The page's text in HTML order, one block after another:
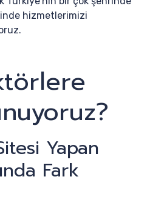
hizmetlerimizi
Yapan
Fark